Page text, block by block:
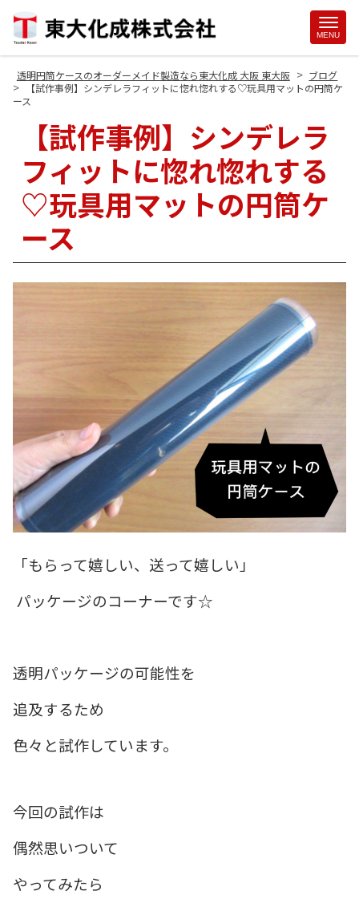
MENU
透明円筒ケースのオーダーメイド製造なら東大化成 大阪 東大阪 > ブログ
>
【試作事例】シンデレラフィットに惚れ惚れする♡玩具用マットの円筒ケ
ース
【試作事例】シンデレラ
フィットに惚れ惚れする
♡玩具用マットの円筒ケ
ース
「もらって嬉しい、送って嬉しい」
パッケージのコーナーです☆
透明パッケージの可能性を
追及するため
色々と試作しています。
今回の試作は
偶然思いついて
やってみたら
Site
Footer